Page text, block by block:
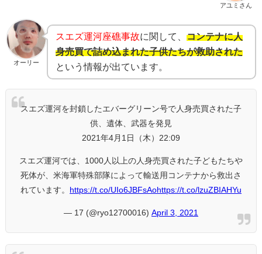
アユミさん
オーリー
スエズ運河座礁事故に関して、 コンテナに人
身売買で詰め込まれた子供たちが救助された
という情報が出ています。
スエズ運河を封鎖したエバーグリーン号で人身売買された子
供、遺体、武器を発見
2021年4月1日（木）22:09
スエズ運河では、1000人以上の人身売買された子どもたちや
死体が、米海軍特殊部隊によって輸送用コンテナから救出さ
れています。
https://t.co/UIo6JBFsAohttps://t.co/lzuZBIAHYu
— 17 (@ryo12700016) April 3, 2021